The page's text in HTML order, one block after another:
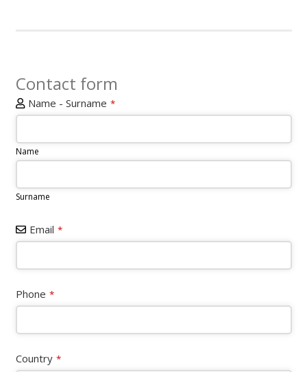
Contact form
Name - Surname *
Name
Surname
Email *
Phone *
Country *